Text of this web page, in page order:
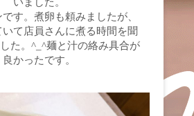
す。煮卵も頼みましたが、
いて店員さんに煮る時間を聞
た。^_^麺と汁の絡み具合が
良かったです。